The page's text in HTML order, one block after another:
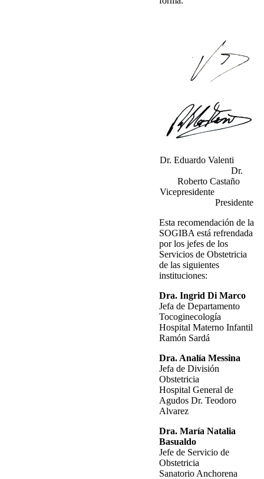
Dr. Eduardo Valenti
Dr.
Roberto Castaño
Vicepresidente
Presidente
Esta recomendación de la
SOGIBA está refrendada
por los jefes de los
Servicios de Obstetricia
de las siguientes
instituciones:
Dra. Ingrid Di Marco
Jefa de Departamento
Tocoginecología
Hospital Materno Infantil
Ramón Sardá
Dra. Analía Messina
Jefa de División
Obstetricia
Hospital General de
Agudos Dr. Teodoro
Alvarez
Dra. María Natalia
Basualdo
Jefe de Servicio de
Obstetricia
Sanatorio Anchorena